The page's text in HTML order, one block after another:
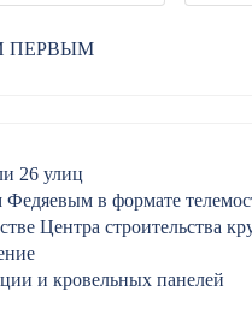
ПЕРВЫМ
26 улиц
в формате
Центра строительства
и кровельных панелей